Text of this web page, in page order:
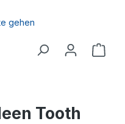
Tooth